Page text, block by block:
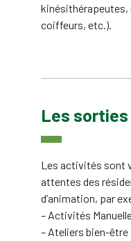
coiffeurs, etc.).
Les
Les activités sont
attentes des
d’animation, par
– Activités
– Ateliers bien-être